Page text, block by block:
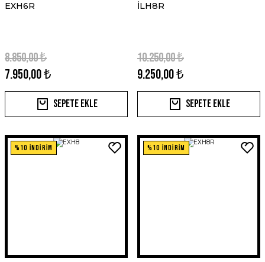
EXH6R
7.950,00 ₺
8.850,00 ₺
Sepete Ekle
İLH8R
9.250,00 ₺
10.250,00 ₺
Sepete Ekle
%10 İNDİRİM %10 İNDİRİM